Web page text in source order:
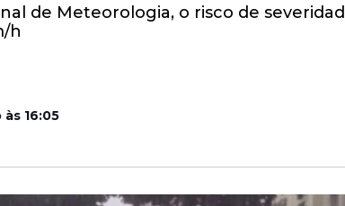
de Meteorologia, o risco de
h
16:05